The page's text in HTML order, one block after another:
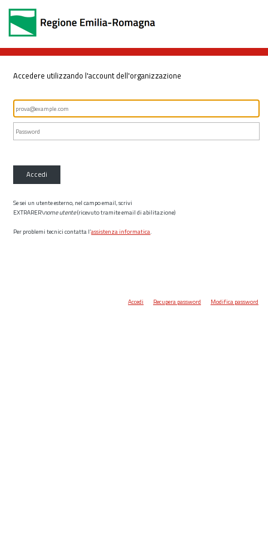
Accedere utilizzando l'account dell'organizzazione
Accedi
Se sei un utente esterno, nel campo email, scrivi
EXTRARER\nome utente(ricevuto tramite email di abilitazione)
Per problemi tecnici contatta l’assistenza informatica.
Accedi Recupera password Modifica password